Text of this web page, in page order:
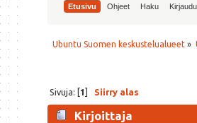
Etusivu Ohjeet Haku Kirjaudu
Ubuntu Suomen keskustelualueet »
Sivuja: [1] Siirry alas
Kirjoittaja